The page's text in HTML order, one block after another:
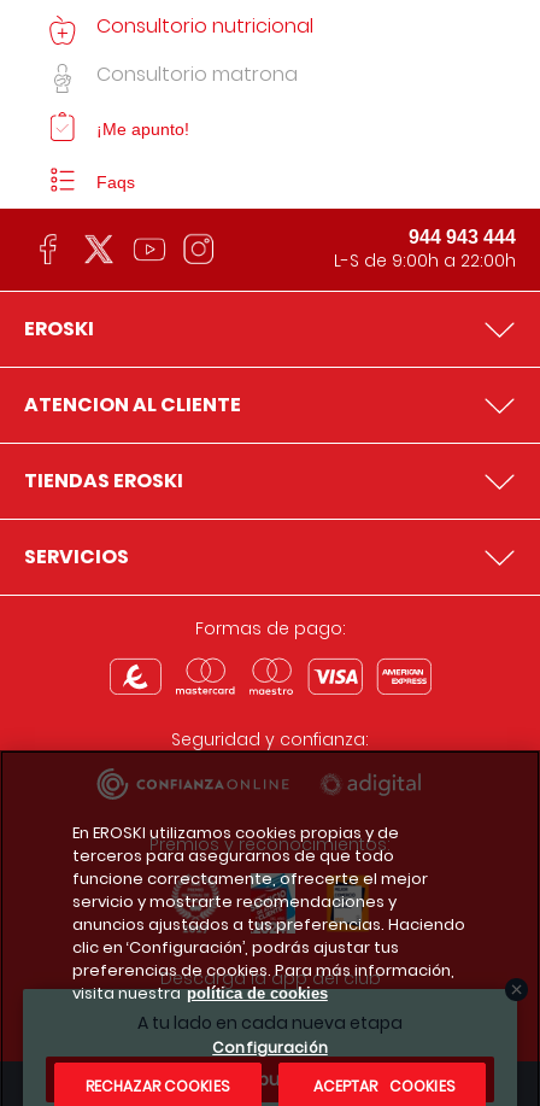
A tu lado en cada nueva etapa
¿Te apuntas?
Consultorio nutricional
Consultorio matrona
¡Me apunto!
Faqs
944 943 444
L-S de 9:00h a 22:00h
EROSKI
ATENCION AL CLIENTE
TIENDAS EROSKI
SERVICIOS
Formas de pago:
Seguridad y confianza:
Premios y reconocimientos:
Descarga la app del club
En EROSKI utilizamos cookies propias y de
terceros para asegurarnos de que todo
funcione correctamente, ofrecerte el mejor
servicio y mostrarte recomendaciones y
anuncios ajustados a tus preferencias. Haciendo
clic en ‘Configuración’, podrás ajustar tus
preferencias de cookies. Para más información,
visita nuestra política de cookies
Configuración
RECHAZAR COOKIES
ACEPTAR COOKIES